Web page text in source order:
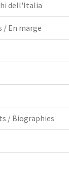
dell'Italia
/ En marge
/ Biographies